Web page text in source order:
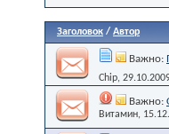
Заголовок / Автор
Важно:
Chip,
Важно:
Витамин,